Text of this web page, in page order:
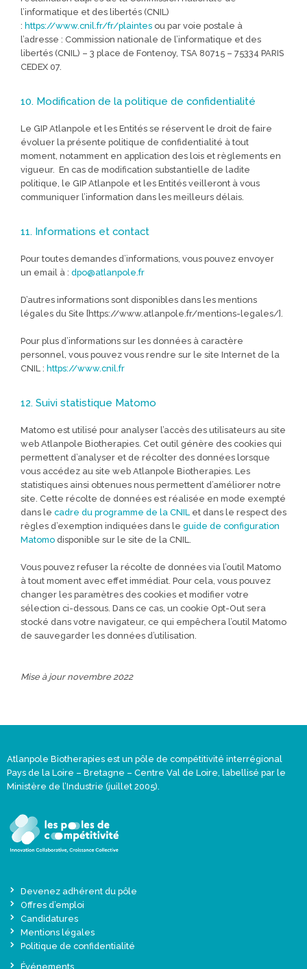
l’informatique et des libertés (CNIL)
: https://www.cnil.fr/fr/plaintes ou par voie postale à
l’adresse : Commission nationale de l’informatique et des
libertés (CNIL) – 3 place de Fontenoy, TSA 80715 – 75334 PARIS
CEDEX 07.
10. Modification de la politique de confidentialité
Le GIP Atlanpole et les Entités se réservent le droit de faire
évoluer la présente politique de confidentialité à tout
moment, notamment en application des lois et règlements en
vigueur. En cas de modification substantielle de ladite
politique, le GIP Atlanpole et les Entités veilleront à vous
communiquer l’information dans les meilleurs délais.
11. Informations et contact
Pour toutes demandes d’informations, vous pouvez envoyer
un email à : dpo@atlanpole.fr
D’autres informations sont disponibles dans les mentions
légales du Site [https://www.atlanpole.fr/mentions-legales/].
Pour plus d’informations sur les données à caractère
personnel, vous pouvez vous rendre sur le site Internet de la
CNIL : https://www.cnil.fr
12. Suivi statistique Matomo
Matomo est utilisé pour analyser l’accès des utilisateurs au site
web Atlanpole Biotherapies. Cet outil génère des cookies qui
permettent d’analyser et de récolter des données lorsque
vous accédez au site web Atlanpole Biotherapies. Les
statistiques ainsi obtenues nous permettent d’améliorer notre
site. Cette récolte de données est réalisée en mode exempté
dans le cadre du programme de la CNIL et dans le respect des
règles d’exemption indiquées dans le guide de configuration
Matomo disponible sur le site de la CNIL.
Vous pouvez refuser la récolte de données via l’outil Matomo
à tout moment avec effet immédiat. Pour cela, vous pouvez
changer les paramètres des cookies et modifier votre
sélection ci-dessous. Dans ce cas, un cookie Opt-Out sera
stocké dans votre navigateur, ce qui empêchera l’outil Matomo
de sauvegarder les données d’utilisation.
Mise à jour novembre 2022
Atlanpole Biotherapies est un pôle de compétitivité interrégional
Pays de la Loire – Bretagne – Centre Val de Loire, labellisé par le
Ministère de l’Industrie (juillet 2005).
Devenez adhérent du pôle
Offres d’emploi
Candidatures
Mentions légales
Politique de confidentialité
Événements